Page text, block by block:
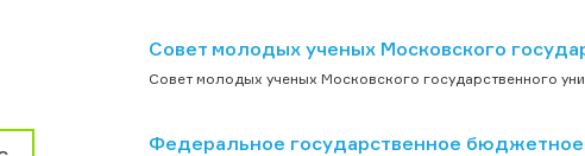
Совет молодых ученых Московского
Совет молодых ученых Московского государственного
Федеральное государственное